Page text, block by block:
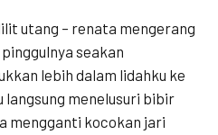
utang – renata mengerang
seakan
lebih dalam lidahku ke
menelusuri bibir
mengganti kocokan jari